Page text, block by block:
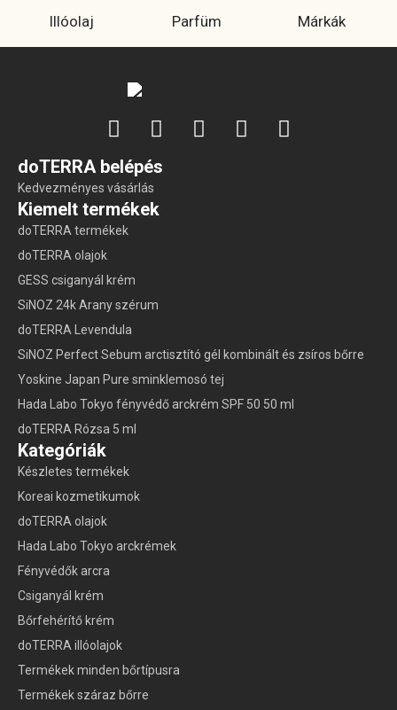
Illóolaj Parfüm Márkák
doTERRA belépés
Kedvezményes vásárlás
Kiemelt termékek
doTERRA termékek
doTERRA olajok
GESS csiganyál krém
SiNOZ 24k Arany szérum
doTERRA Levendula
SiNOZ Perfect Sebum arctisztító gél kombinált és zsíros bőrre
Yoskine Japan Pure sminklemosó tej
Hada Labo Tokyo fényvédő arckrém SPF 50 50 ml
doTERRA Rózsa 5 ml
Kategóriák
Készletes termékek
Koreai kozmetikumok
doTERRA olajok
Hada Labo Tokyo arckrémek
Fényvédők arcra
Csiganyál krém
Bőrfehérítő krém
doTERRA illóolajok
Termékek minden bőrtípusra
Termékek száraz bőrre